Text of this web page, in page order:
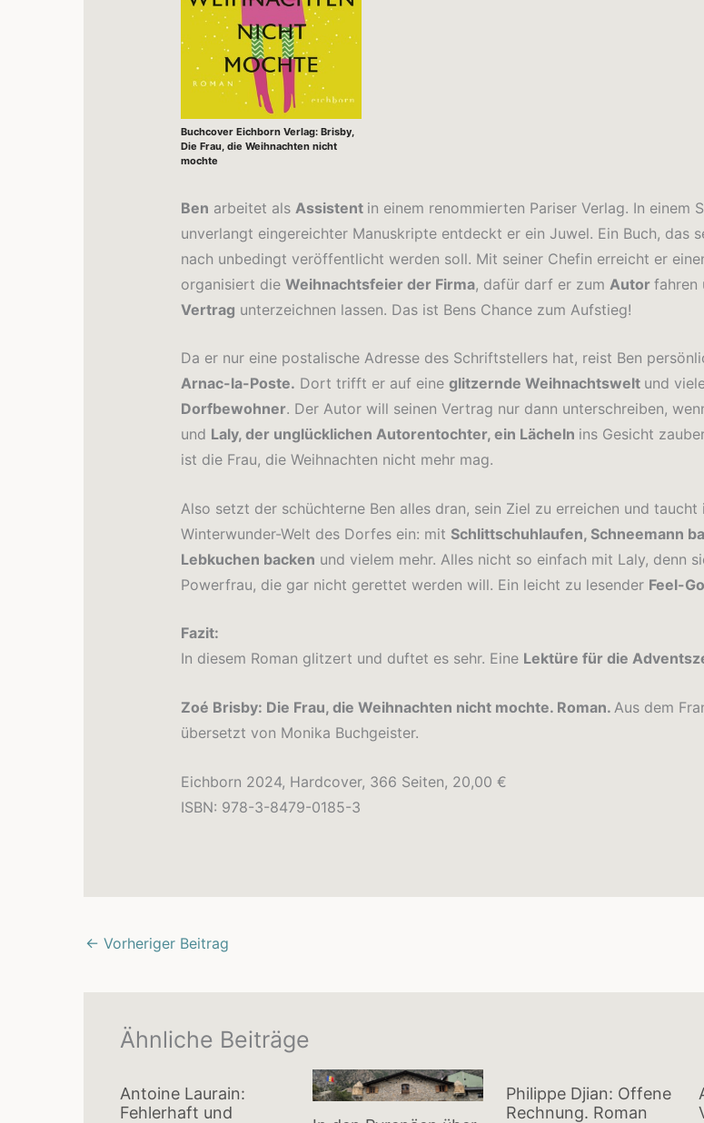
Buchcover Eichborn Verlag: Brisby,
Die Frau, die Weihnachten nicht
mochte
Ben arbeitet als Assistent in einem renommierten Pariser Verlag. In einem
unverlangt eingereichter Manuskripte entdeckt er ein Juwel. Ein Buch, das
nach unbedingt veröffentlicht werden soll. Mit seiner Chefin erreicht er
organisiert die Weihnachtsfeier der Firma, dafür darf er zum Autor fahren
Vertrag unterzeichnen lassen. Das ist Bens Chance zum Aufstieg!
Da er nur eine postalische Adresse des Schriftstellers hat, reist Ben
Arnac-la-Poste. Dort trifft er auf eine glitzernde Weihnachtswelt und
Dorfbewohner. Der Autor will seinen Vertrag nur dann unterschreiben,
und Laly, der unglücklichen Autorentochter, ein Lächeln ins Gesicht
ist die Frau, die Weihnachten nicht mehr mag.
Also setzt der schüchterne Ben alles dran, sein Ziel zu erreichen und taucht
Winterwunder-Welt des Dorfes ein: mit Schlittschuhlaufen, Schneemann
Lebkuchen backen und vielem mehr. Alles nicht so einfach mit Laly, denn
Powerfrau, die gar nicht gerettet werden will. Ein leicht zu lesender Feel-
Fazit:
In diesem Roman glitzert und duftet es sehr. Eine Lektüre für die
Zoé Brisby: Die Frau, die Weihnachten nicht mochte. Roman. Aus dem
übersetzt von Monika Buchgeister.
Eichborn 2024, Hardcover, 366 Seiten, 20,00 €
ISBN: 978-3-8479-0185-3
← Vorheriger Beitrag
Ähnliche Beiträge
Antoine Laurain:
Fehlerhaft und
Philippe Djian: Offene
Rechnung. Roman